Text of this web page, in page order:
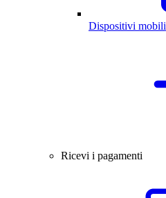
Dispositivi mobili
Ricevi i pagamenti